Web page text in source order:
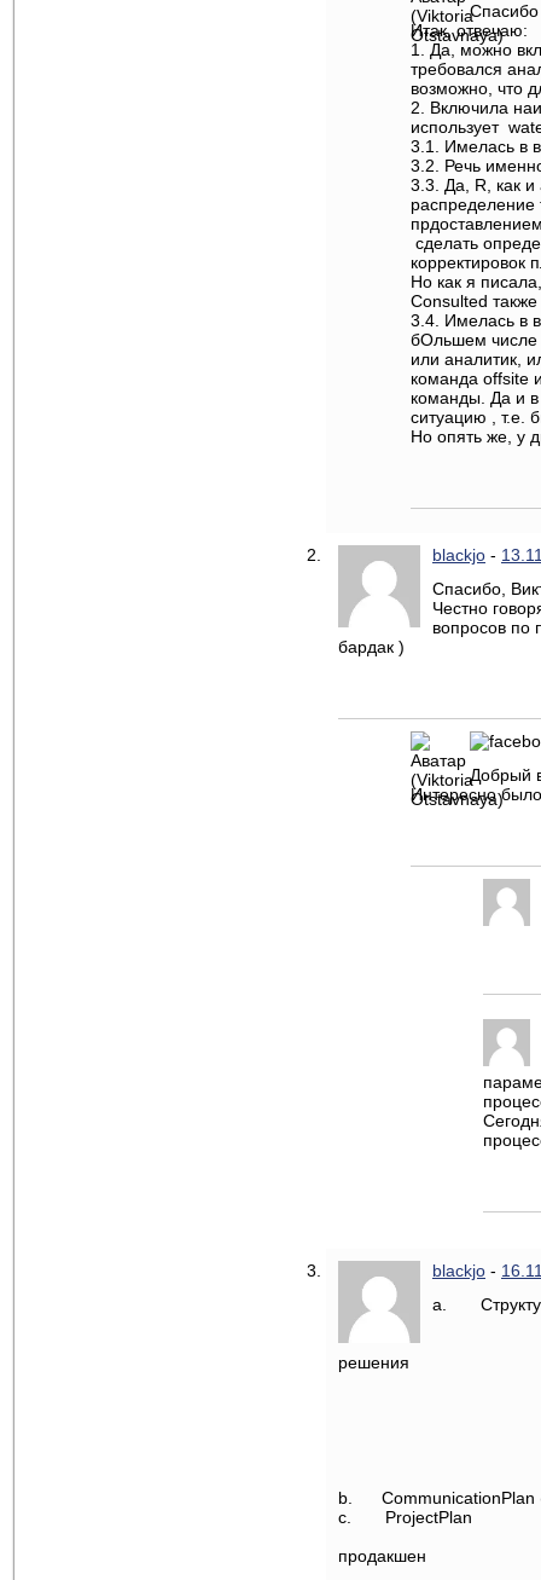
Спасибо
Итак, отвечаю:
1. Да, можно
требовался
возможно, что
2. Включила
использует
3.1. Имелась в
3.2. Речь
3.3. Да, R, как и
распределение
сделать
корректировок
Но как я
Consulted
3.4. Имелась в
бОльшем числе
или аналитик,
команда offsite
команды. Да и
ситуацию , т.е.
Но опять же, у
blackjo -
Спасибо,
Честно
вопросов по
бардак )
Добрый
Интересно
blackjo -
a.
решения
b. CommunicationPlan
c. ProjectPlan
продакшен